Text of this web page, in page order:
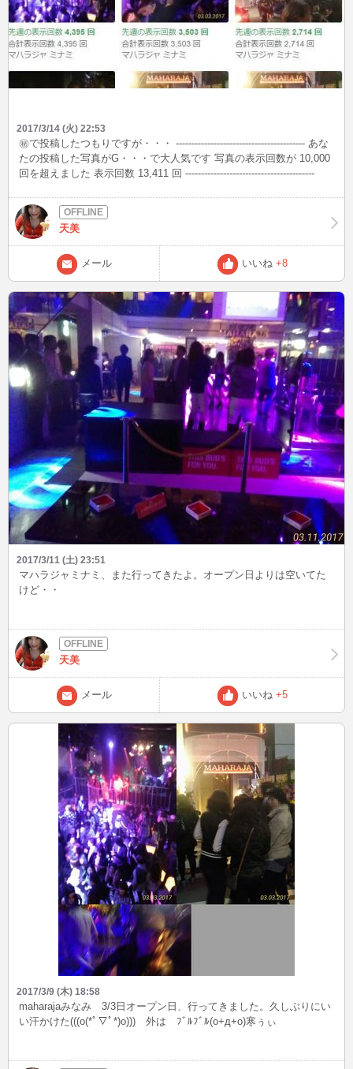
2017/3/14 (火) 22:53
㊙で投稿したつもりですが・・・ ----------------------------------------- あな
たの投稿した写真がG・・・で大人気です 写真の表示回数が 10,000
回を超えました 表示回数 13,411 回 -----------------------------------------
天美
メール いいね +8
2017/3/11 (土) 23:51
マハラジャミナミ、また行ってきたよ。オープン日よりは空いてた
けど・・
天美
メール いいね +5
2017/3/9 (木) 18:58
maharajaみなみ 3/3日オープン日、行ってきました。久しぶりにい
い汗かけた(((o(*ﾟ▽ﾟ*)o))) 外は ﾌﾞﾙﾌﾞﾙ(o+д+o)寒ぅぃ